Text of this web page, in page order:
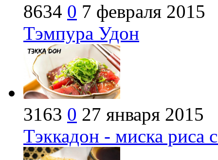
8634 0 7 февраля 2015
Тэмпура Удон
3163 0 27 января 2015
Тэккадон - миска риса